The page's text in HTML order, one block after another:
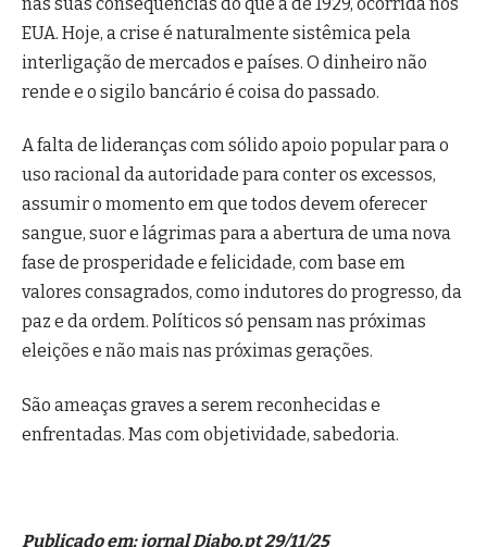
EUA. Hoje, a crise é naturalmente sistêmica pela
interligação de mercados e países. O dinheiro não
rende e o sigilo bancário é coisa do passado.
A falta de lideranças com sólido apoio popular para o
uso racional da autoridade para conter os excessos,
assumir o momento em que todos devem oferecer
sangue, suor e lágrimas para a abertura de uma nova
fase de prosperidade e felicidade, com base em
valores consagrados, como indutores do progresso, da
paz e da ordem. Políticos só pensam nas próximas
eleições e não mais nas próximas gerações.
São ameaças graves a serem reconhecidas e
enfrentadas. Mas com objetividade, sabedoria.
Publicado em: jornal Diabo.pt 29/11/25